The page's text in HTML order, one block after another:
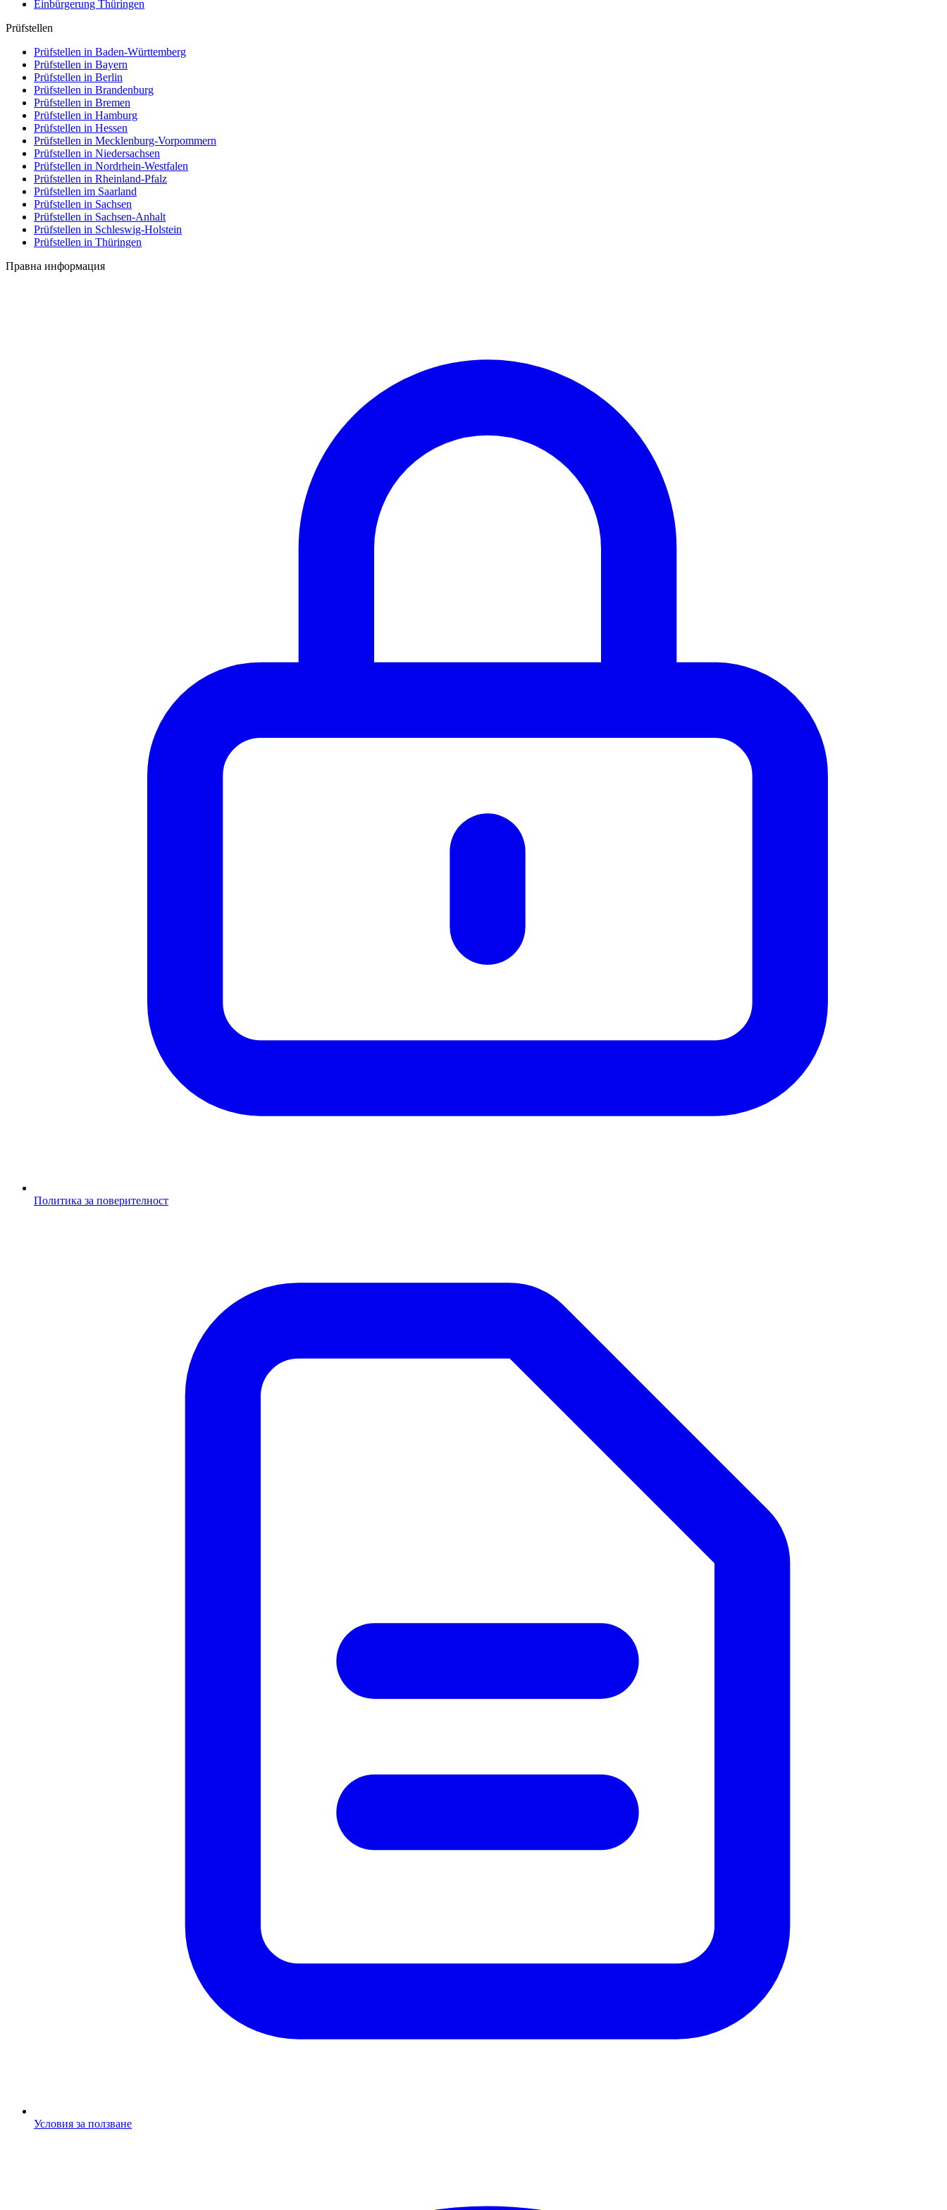
Einbürgerung Thüringen
Prüfstellen
Prüfstellen in Baden-Württemberg
Prüfstellen in Bayern
Prüfstellen in Berlin
Prüfstellen in Brandenburg
Prüfstellen in Bremen
Prüfstellen in Hamburg
Prüfstellen in Hessen
Prüfstellen in Mecklenburg-Vorpommern
Prüfstellen in Niedersachsen
Prüfstellen in Nordrhein-Westfalen
Prüfstellen in Rheinland-Pfalz
Prüfstellen im Saarland
Prüfstellen in Sachsen
Prüfstellen in Sachsen-Anhalt
Prüfstellen in Schleswig-Holstein
Prüfstellen in Thüringen
Правна информация
Политика за поверителност
Условия за ползване